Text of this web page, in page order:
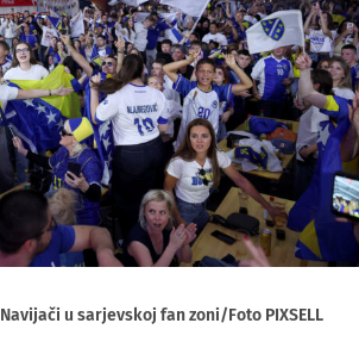
Navijači u sarjevskoj fan zoni/Foto PIXSELL